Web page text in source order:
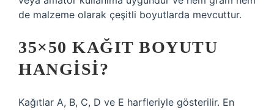
de malzeme olarak çeşitli boyutlarda mevcuttur.
35×50 KAĞIT BOYUTU
HANGISI?
Kağıtlar A, B, C, D ve E harfleriyle gösterilir. En